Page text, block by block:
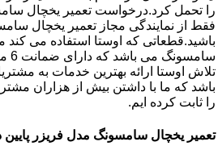
را تحمل کرد.درخواست تعمیر یخچال
فقط از نمایندگی مجاز تعمیر یخچال
باشید.قطعاتی که اوستا استفاده می
تلاش اوستا ارائه بهترین خدمات به
باشد که ما با داشتن بیش از هزاران
را ثابت کرده ایم.
تعمیر یخچال سامسونگ مدل فریزر پایین